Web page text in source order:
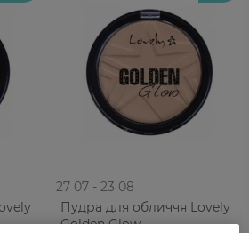
27 07 - 23 08
Пудра для обличчя Lovely
Golden Glow